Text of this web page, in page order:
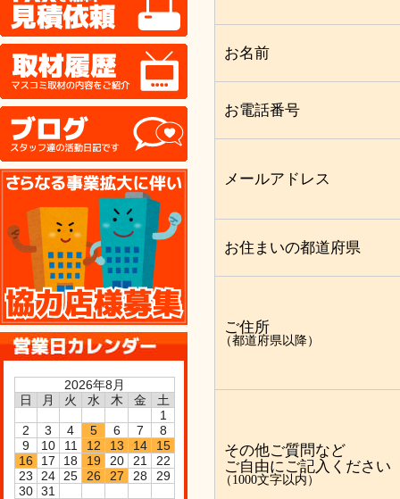
お名前
お電話番号
メールアドレス
お住まいの都道府県
ご住所
（都道府県以降）
その他ご質問など
ご自由にご記入ください
（1000文字以内）
取材履歴
協力店様募集
2026年8月
日
月 火 水 木 金
土
1
2
3 4 5 6 7
8
9
10 11 12 13 14
15
16
17 18 19 20 21
22
23
24 25 26 27 28
29
30 31